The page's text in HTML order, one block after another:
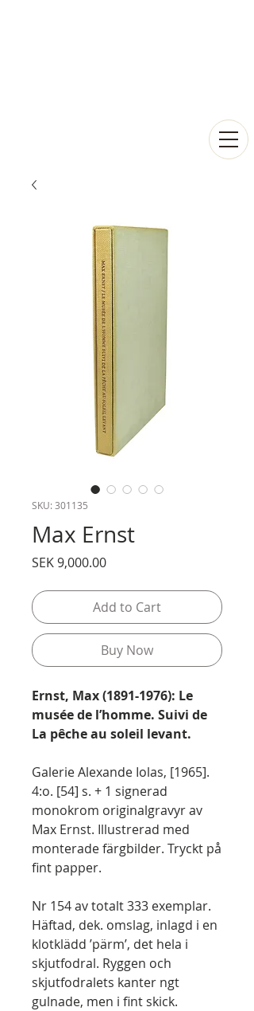
SKU: 301135
Max Ernst
SEK 9,000.00Price
Add to Cart
Buy Now
Ernst, Max (1891-1976): Le
musée de l’homme. Suivi de
La pêche au soleil levant.
Galerie Alexande Iolas, [1965].
4:o. [54] s. + 1 signerad
monokrom originalgravyr av
Max Ernst. Illustrerad med
monterade färgbilder. Tryckt på
fint papper.
Nr 154 av totalt 333 exemplar.
Häftad, dek. omslag, inlagd i en
klotklädd ’pärm’, det hela i
skjutfodral. Ryggen och
skjutfodralets kanter ngt
gulnade, men i fint skick.